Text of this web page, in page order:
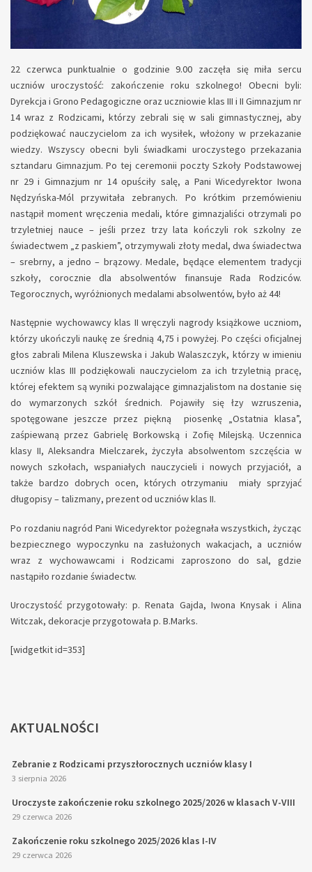
22 czerwca punktualnie o godzinie 9.00 zaczęła się miła sercu
uczniów uroczystość: zakończenie roku szkolnego! Obecni byli:
Dyrekcja i Grono Pedagogiczne oraz uczniowie klas III i II Gimnazjum nr
14 wraz z Rodzicami, którzy zebrali się w sali gimnastycznej, aby
podziękować nauczycielom za ich wysiłek, włożony w przekazanie
wiedzy. Wszyscy obecni byli świadkami uroczystego przekazania
sztandaru Gimnazjum. Po tej ceremonii poczty Szkoły Podstawowej
nr 29 i Gimnazjum nr 14 opuściły salę, a Pani Wicedyrektor Iwona
Nędzyńska-Mól przywitała zebranych. Po krótkim przemówieniu
nastąpił moment wręczenia medali, które gimnazjaliści otrzymali po
trzyletniej nauce – jeśli przez trzy lata kończyli rok szkolny ze
świadectwem „z paskiem”, otrzymywali złoty medal, dwa świadectwa
– srebrny, a jedno – brązowy. Medale, będące elementem tradycji
szkoły, corocznie dla absolwentów finansuje Rada Rodziców.
Tegorocznych, wyróżnionych medalami absolwentów, było aż 44!
Następnie wychowawcy klas II wręczyli nagrody książkowe uczniom,
którzy ukończyli naukę ze średnią 4,75 i powyżej. Po części oficjalnej
głos zabrali Milena Kluszewska i Jakub Walaszczyk, którzy w imieniu
uczniów klas III podziękowali nauczycielom za ich trzyletnią pracę,
której efektem są wyniki pozwalające gimnazjalistom na dostanie się
do wymarzonych szkół średnich. Pojawiły się łzy wzruszenia,
spotęgowane jeszcze przez piękną piosenkę „Ostatnia klasa”,
zaśpiewaną przez Gabrielę Borkowską i Zofię Milejską. Uczennica
klasy II, Aleksandra Mielczarek, życzyła absolwentom szczęścia w
nowych szkołach, wspaniałych nauczycieli i nowych przyjaciół, a
także bardzo dobrych ocen, których otrzymaniu miały sprzyjać
długopisy – talizmany, prezent od uczniów klas II.
Po rozdaniu nagród Pani Wicedyrektor pożegnała wszystkich, życząc
bezpiecznego wypoczynku na zasłużonych wakacjach, a uczniów
wraz z wychowawcami i Rodzicami zaproszono do sal, gdzie
nastąpiło rozdanie świadectw.
Uroczystość przygotowały: p. Renata Gajda, Iwona Knysak i Alina
Witczak, dekoracje przygotowała p. B.Marks.
[widgetkit id=353]
AKTUALNOŚCI
Zebranie z Rodzicami przyszłorocznych uczniów klasy I
3 sierpnia 2026
Uroczyste zakończenie roku szkolnego 2025/2026 w klasach V-VIII
29 czerwca 2026
Zakończenie roku szkolnego 2025/2026 klas I-IV
29 czerwca 2026